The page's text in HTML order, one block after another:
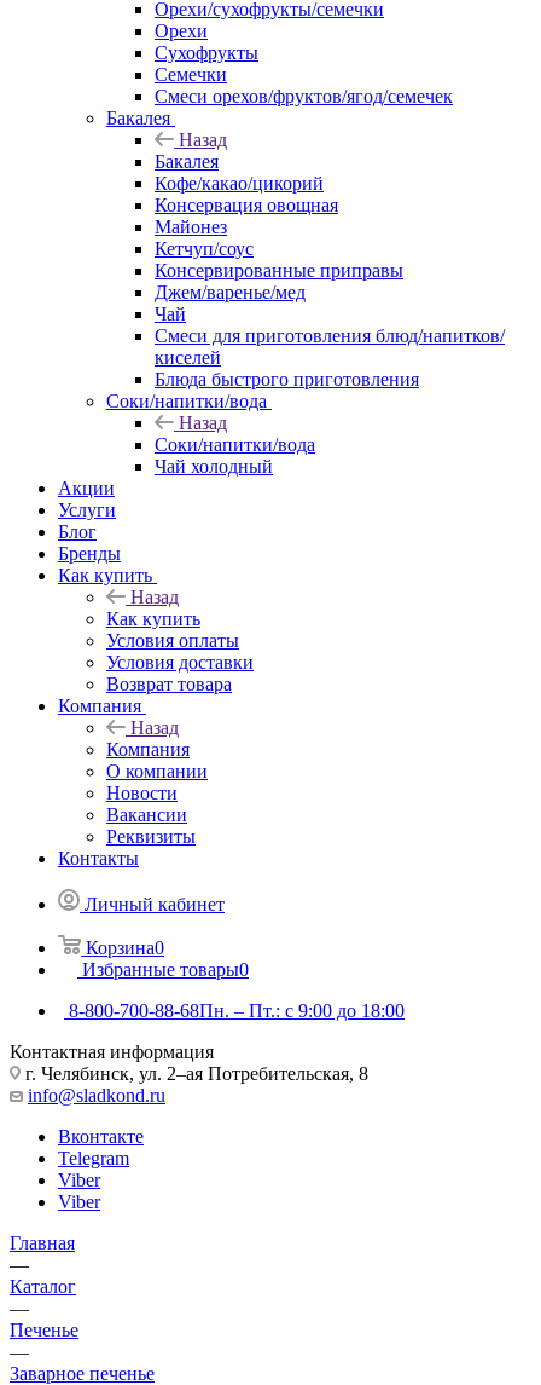
Орехи/сухофрукты/семечки
Орехи
Сухофрукты
Семечки
Смеси орехов/фруктов/ягод/семечек
Бакалея
Назад
Бакалея
Кофе/какао/цикорий
Консервация овощная
Майонез
Кетчуп/соус
Консервированные приправы
Джем/варенье/мед
Чай
Смеси для приготовления блюд/напитков/
киселей
Блюда быстрого приготовления
Соки/напитки/вода
Назад
Соки/напитки/вода
Чай холодный
Акции
Услуги
Блог
Бренды
Как купить
Назад
Как купить
Условия оплаты
Условия доставки
Возврат товара
Компания
Назад
Компания
О компании
Новости
Вакансии
Реквизиты
Контакты
Личный кабинет
Корзина0
Избранные товары0
8-800-700-88-68Пн. – Пт.: с 9:00 до 18:00
Контактная информация
г. Челябинск, ул. 2–ая Потребительская, 8
info@sladkond.ru
Вконтакте
Telegram
Viber
Viber
Главная
—
Каталог
—
Печенье
—
Заварное печенье